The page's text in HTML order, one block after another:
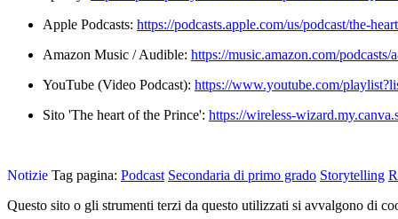
Apple Podcasts: https://podcasts.apple.com/us/podcast/the-
Amazon Music / Audible: https://music.amazon.com/podcasts/
YouTube (Video Podcast): https://www.youtube.com/
Sito 'The heart of the Prince': https://wireless-
Notizie Tag pagina: Podcast Secondaria di primo grado Storytelling
Questo sito o gli strumenti terzi da questo utilizzati si avvalgono di